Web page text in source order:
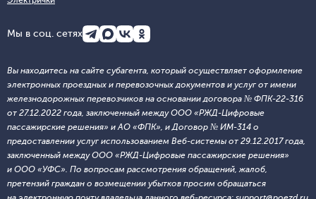
Мы в соц. сетях
Вы находитесь на сайте субагента, который осуществляет оформление
электронных проездных и перевозочных документов и услуг от имени
железнодорожных перевозчиков на основании договора № ФПК-22-316
от 27.12.2022 года, заключенный между ООО «РЖД-Цифровые
пассажирские решения» и АО «ФПК», и Договор № ИМ-314 о
предоставлении услуг использованием Веб-системы от 29.12.2017 года,
заключенный между ООО «РЖД-Цифровые пассажирские решения»
и ООО «УФС». По вопросам рассмотрения обращений, жалоб,
претензий граждан о возмещении убытков просим обращаться